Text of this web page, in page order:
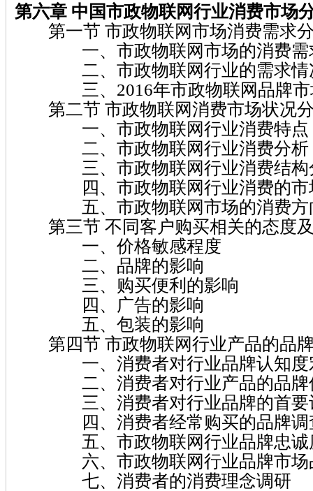
第六章 中国市政物联网行业消费市场
第一节 市政物联网市场消费需求
一、市政物联网市场的消费需
二、市政物联网行业的需求情
三、2016年市政物联网品牌市
第二节 市政物联网消费市场状况
一、市政物联网行业消费特点
二、市政物联网行业消费分析
三、市政物联网行业消费结构
四、市政物联网行业消费的市
五、市政物联网市场的消费方
第三节 不同客户购买相关的态度
一、价格敏感程度
二、品牌的影响
三、购买便利的影响
四、广告的影响
五、包装的影响
第四节 市政物联网行业产品的品
一、消费者对行业品牌认知度
二、消费者对行业产品的品牌
三、消费者对行业品牌的首要
四、消费者经常购买的品牌调
五、市政物联网行业品牌忠诚
六、市政物联网行业品牌市场
七、消费者的消费理念调研